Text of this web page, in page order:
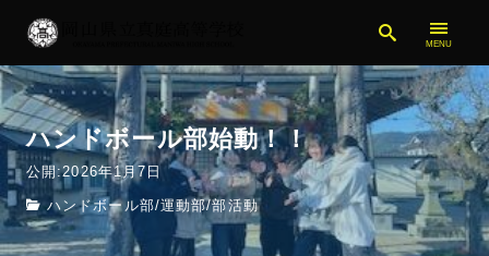
ハンドボール部始動！！
公開:2026年1月7日
ハンドボール部/運動部/部活動